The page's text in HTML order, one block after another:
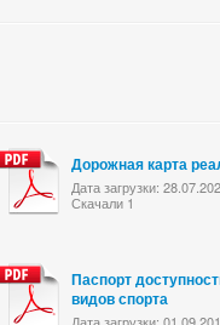
Дорожная карта
Дата загрузки:
Скачали 1
Паспорт
видов спорта